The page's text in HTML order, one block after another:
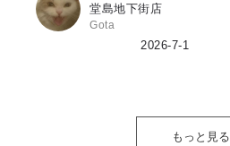
堂島地下街店
Gota
2026-7-1
もっと見る